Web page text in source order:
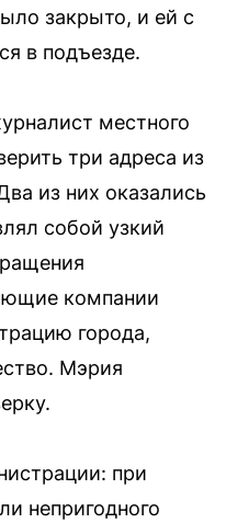
закрыто, и ей с
в подъезде.
местного
три адреса из
из них оказались
собой узкий
компании
города,
Мэрия
при
непригодного